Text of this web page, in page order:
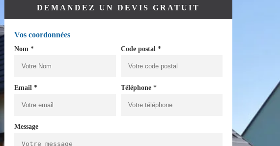
DEMANDEZ UN DEVIS GRATUIT
Vos coordonnées
Nom * Code postal *
Email * Téléphone *
Message